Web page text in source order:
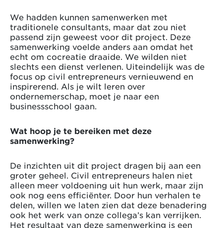
We hadden kunnen samenwerken met
traditionele consultants, maar dat zou niet
passend zijn geweest voor dit project. Deze
samenwerking voelde anders aan omdat het
echt om cocreatie draaide. We wilden niet
slechts een dienst verlenen. Uiteindelijk was de
focus op civil entrepreneurs vernieuwend en
inspirerend. Als je wilt leren over
ondernemerschap, moet je naar een
businessschool gaan.
Wat hoop je te bereiken met deze
samenwerking?
De inzichten uit dit project dragen bij aan een
groter geheel. Civil entrepreneurs halen niet
alleen meer voldoening uit hun werk, maar zijn
ook nog eens efficiënter. Door hun verhalen te
delen, willen we laten zien dat deze benadering
ook het werk van onze collega’s kan verrijken.
Het resultaat van deze samenwerking is een